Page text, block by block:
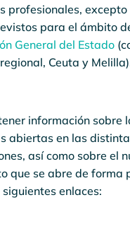
profesionales, excepto
para el ámbito
General del Estado
Ceuta y
información sobre
abiertas en las
así como sobre el
que se abre de forma
enlaces: